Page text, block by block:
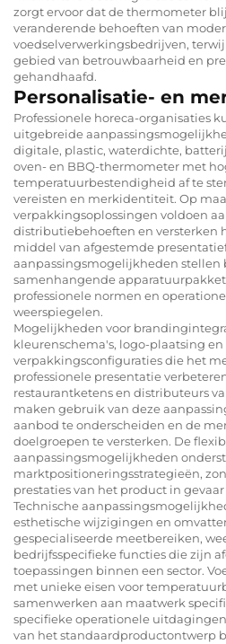
zorgt ervoor dat de thermometer
veranderende behoeften van
voedselverwerkingsbedrijven,
gebied van betrouwbaarheid en
gehandhaafd.
Personalisatie- en
Professionele horeca-organisaties
uitgebreide
digitale, plastic, waterdichte,
oven- en BBQ-thermometer met
temperatuurbestendigheid af te
vereisten en merkidentiteit. Op
verpakkingsoplossingen voldoen
distributiebehoeften en versterken
middel van afgestemde
aanpassingsmogelijkheden stellen
samenhangende
professionele normen en
weerspiegelen.
Mogelijkheden voor
kleurenschema's, logo-plaatsing
verpakkingsconfiguraties die het
professionele presentatie
restaurantketens en distributeurs
maken gebruik van deze
aanbod te onderscheiden en de
doelgroepen te versterken. De
aanpassingsmogelijkheden
marktpositioneringsstrategieën,
prestaties van het product in
Technische
esthetische wijzigingen en
gespecialiseerde meetbereiken,
bedrijfsspecifieke functies die zijn
toepassingen binnen een sector.
met unieke eisen voor
samenwerken aan maatwerk
specifieke operationele
van het standaardproductontwerp